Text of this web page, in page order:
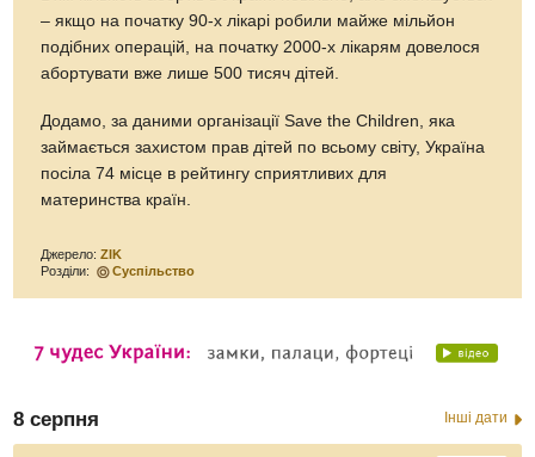
– якщо на початку 90-х лікарі робили майже мільйон
подібних операцій, на початку 2000-х лікарям довелося
абортувати вже лише 500 тисяч дітей.
Додамо, за даними організації Save the Children, яка
займається захистом прав дітей по всьому світу, Україна
посіла 74 місце в рейтингу сприятливих для
материнства країн.
Джерело:ZIK
Розділи:
Суспільство
8 серпня Інші дати